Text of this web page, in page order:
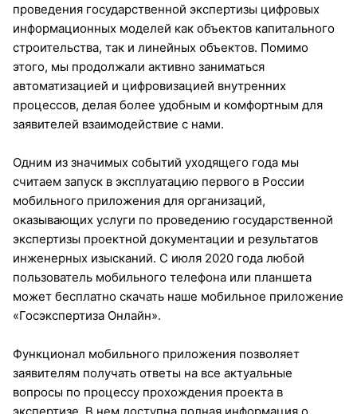
проведения государственной экспертизы цифровых
информационных моделей как объектов капитального
строительства, так и линейных объектов. Помимо
этого, мы продолжали активно заниматься
автоматизацией и цифровизацией внутренних
процессов, делая более удобным и комфортным для
заявителей взаимодействие с нами.
Одним из значимых событий уходящего года мы
считаем запуск в эксплуатацию первого в России
мобильного приложения для организаций,
оказывающих услуги по проведению государственной
экспертизы проектной документации и результатов
инженерных изысканий. С июля 2020 года любой
пользователь мобильного телефона или планшета
может бесплатно скачать наше мобильное приложение
«Госэкспертиза Онлайн».
Функционал мобильного приложения позволяет
заявителям получать ответы на все актуальные
вопросы по процессу прохождения проекта в
экспертизе. В нем доступна полная информация о